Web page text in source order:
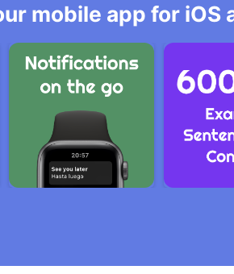
mobile app for